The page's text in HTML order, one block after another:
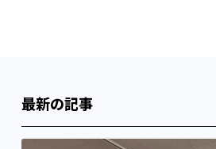
最新の記事